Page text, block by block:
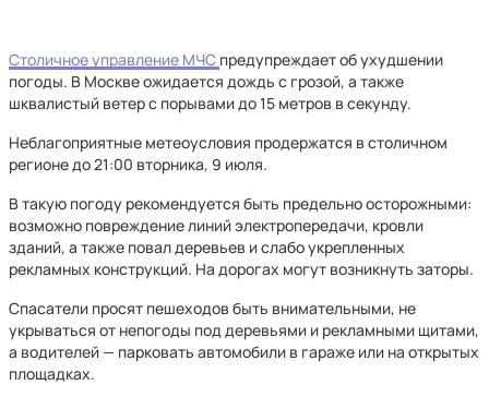
Столичное управление МЧС предупреждает об ухудшении
погоды. В Москве ожидается дождь с грозой, а также
шквалистый ветер с порывами до 15 метров в секунду.
Неблагоприятные метеоусловия продержатся в столичном
регионе до 21:00 вторника, 9 июля.
В такую погоду рекомендуется быть предельно осторожными:
возможно повреждение линий электропередачи, кровли
зданий, а также повал деревьев и слабо укрепленных
рекламных конструкций. На дорогах могут возникнуть заторы.
Спасатели просят пешеходов быть внимательными, не
укрываться от непогоды под деревьями и рекламными щитами,
а водителей — парковать автомобили в гараже или на открытых
площадках.